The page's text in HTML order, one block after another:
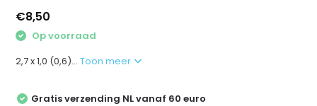
€8,50
Op voorraad
2,7 x 1,0 (0,6)...Toon meer
Gratis verzending NL vanaf 60 euro